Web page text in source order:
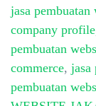
jasa pembuatan
company profile
pembuatan
commerce, jasa
pembuatan